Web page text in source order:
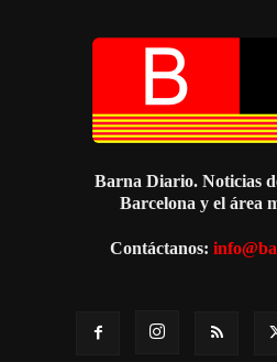
Barna Diario. Noticias
Barcelona y el área
Contáctanos: